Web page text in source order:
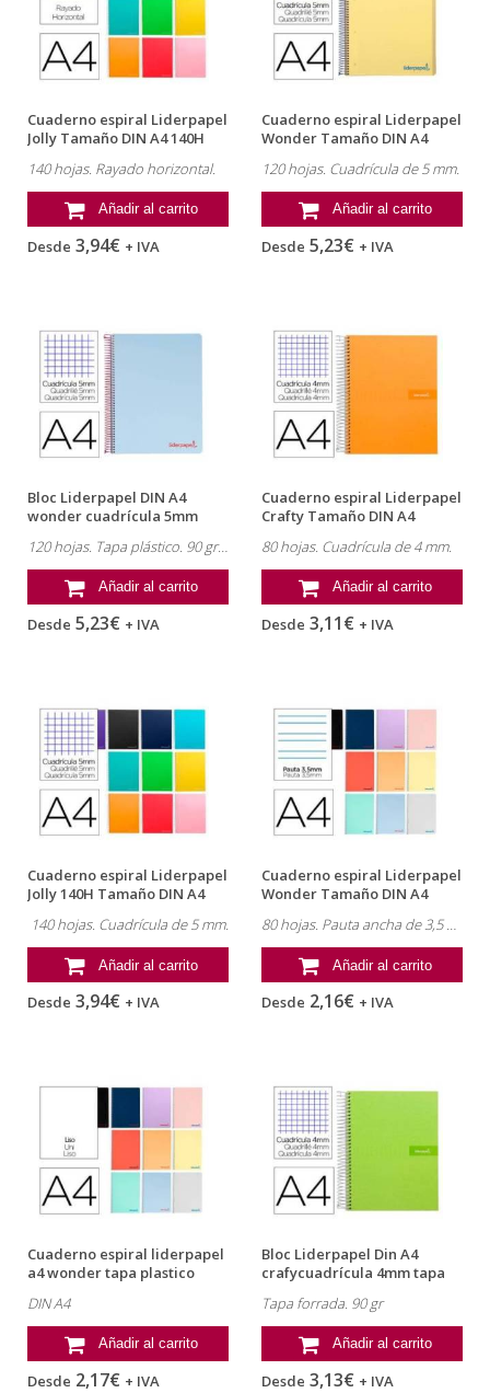
Cuaderno espiral Liderpapel
Jolly Tamaño DIN A4 140H
140 hojas. Rayado horizontal.
Añadir al carrito
Desde 3,94€ + IVA
Cuaderno espiral Liderpapel
Wonder Tamaño DIN A4
120 hojas. Cuadrícula de 5 mm.
Añadir al carrito
Desde 5,23€ + IVA
Bloc Liderpapel DIN A4
wonder cuadrícula 5mm
120 hojas. Tapa plástico. 90 gr.
Añadir al carrito
Desde 5,23€ + IVA
Cuaderno espiral Liderpapel
Crafty Tamaño DIN A4
80 hojas. Cuadrícula de 4 mm.
Añadir al carrito
Desde 3,11€ + IVA
Cuaderno espiral Liderpapel
Jolly 140H Tamaño DIN A4
140 hojas. Cuadrícula de 5 mm.
Añadir al carrito
Desde 3,94€ + IVA
Cuaderno espiral Liderpapel
Wonder Tamaño DIN A4
80 hojas. Pauta ancha de 3,5 mm.
Añadir al carrito
Desde 2,16€ + IVA
Cuaderno espiral liderpapel
a4 wonder tapa plastico
DIN A4
Añadir al carrito
Desde 2,17€ + IVA
Bloc Liderpapel Din A4
crafycuadrícula 4mm tapa
Tapa forrada. 90 gr
Añadir al carrito
Desde 3,13€ + IVA